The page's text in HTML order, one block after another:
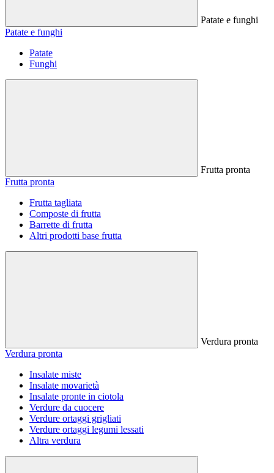
Patate e funghi
Patate e funghi
Patate
Funghi
Frutta pronta
Frutta pronta
Frutta tagliata
Composte di frutta
Barrette di frutta
Altri prodotti base frutta
Verdura pronta
Verdura pronta
Insalate miste
Insalate movarietà
Insalate pronte in ciotola
Verdure da cuocere
Verdure ortaggi grigliati
Verdure ortaggi legumi lessati
Altra verdura